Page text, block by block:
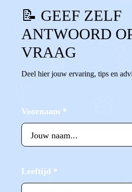
📝 GEEF ZELF
ANTWOORD
VRAAG
Deel hier jouw ervaring, tips en
Voornaam *
Leeftijd *